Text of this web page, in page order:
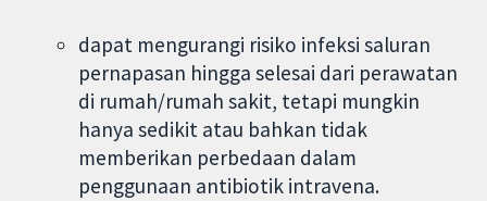
dapat mengurangi risiko infeksi saluran
pernapasan hingga selesai dari perawatan
di rumah/rumah sakit, tetapi mungkin
hanya sedikit atau bahkan tidak
memberikan perbedaan dalam
penggunaan antibiotik intravena.